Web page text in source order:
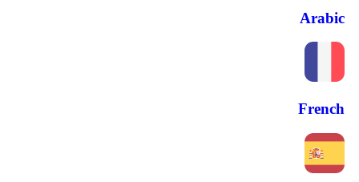
Arabic
French